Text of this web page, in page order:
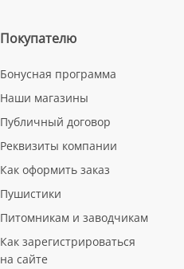
Покупателю
Бонусная программа
Наши магазины
Публичный договор
Реквизиты компании
Как оформить заказ
Пушистики
Питомникам и заводчикам
Как зарегистрироваться
на сайте